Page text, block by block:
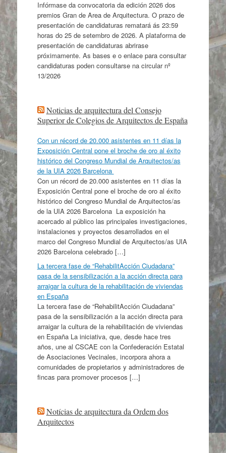
Infórmase da convocatoria da edición 2026 dos
premios Gran de Area de Arquitectura. O prazo de
presentación de candidaturas rematará ás 23:59
horas do 25 de setembro de 2026. A plataforma de
presentación de candidaturas abrirase
próximamente. As bases e o enlace para consultar
candidaturas poden consultarse na circular nº
13/2026
Noticias de arquitectura del Consejo
Superior de Colegios de Arquitectos de España
Con un récord de 20.000 asistentes en 11 días la
Exposición Central pone el broche de oro al éxito
histórico del Congreso Mundial de Arquitectos/as
de la UIA 2026 Barcelona
Con un récord de 20.000 asistentes en 11 días la
Exposición Central pone el broche de oro al éxito
histórico del Congreso Mundial de Arquitectos/as
de la UIA 2026 Barcelona La exposición ha
acercado al público las principales investigaciones,
instalaciones y proyectos desarrollados en el
marco del Congreso Mundial de Arquitectos/as UIA
2026 Barcelona celebrado […]
La tercera fase de “RehabilitAcción Ciudadana”
pasa de la sensibilización a la acción directa para
arraigar la cultura de la rehabilitación de viviendas
en España
La tercera fase de “RehabilitAcción Ciudadana”
pasa de la sensibilización a la acción directa para
arraigar la cultura de la rehabilitación de viviendas
en España La iniciativa, que, desde hace tres
años, une al CSCAE con la Confederación Estatal
de Asociaciones Vecinales, incorpora ahora a
comunidades de propietarios y administradores de
fincas para promover procesos […]
Notícias de arquitectura da Ordem dos
Arquitectos